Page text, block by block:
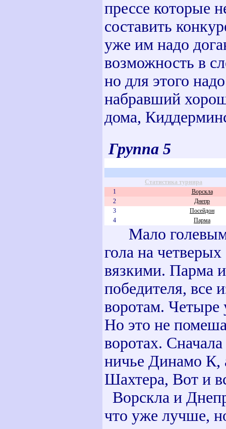
прессе которые
составить
уже им надо
возможность в
но для этого
набравший
дома,
Группа 5
Статистика турнира
1
Ворскла
2
Днепр
3
Посейдон
4
Парма
Мало
гола на
вязкими. Парма
победителя, все
воротам. Четыре
Но это не
воротах.
ничье Динамо К,
Шахтера, Вот и
Ворскла и
что уже лучше,